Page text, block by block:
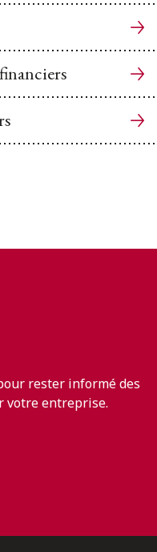
rester informé des
votre entreprise.